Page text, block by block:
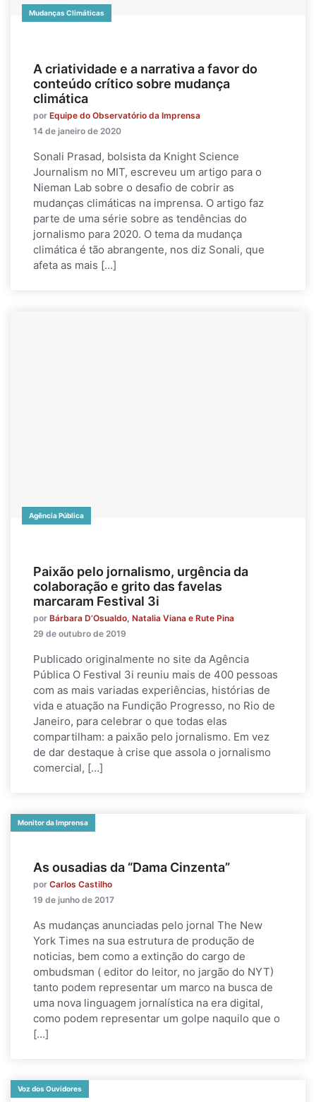
Mudanças Climáticas
A criatividade e a narrativa a favor do
conteúdo crítico sobre mudança
climática
por Equipe do Observatório da Imprensa
14 de janeiro de 2020
Sonali Prasad, bolsista da Knight Science
Journalism no MIT, escreveu um artigo para o
Nieman Lab sobre o desafio de cobrir as
mudanças climáticas na imprensa. O artigo faz
parte de uma série sobre as tendências do
jornalismo para 2020. O tema da mudança
climática é tão abrangente, nos diz Sonali, que
afeta as mais […]
Agência Pública
Paixão pelo jornalismo, urgência da
colaboração e grito das favelas
marcaram Festival 3i
por Bárbara D’Osualdo, Natalia Viana e Rute Pina
29 de outubro de 2019
Publicado originalmente no site da Agência
Pública O Festival 3i reuniu mais de 400 pessoas
com as mais variadas experiências, histórias de
vida e atuação na Fundição Progresso, no Rio de
Janeiro, para celebrar o que todas elas
compartilham: a paixão pelo jornalismo. Em vez
de dar destaque à crise que assola o jornalismo
comercial, […]
Monitor da Imprensa
As ousadias da “Dama Cinzenta”
por Carlos Castilho
19 de junho de 2017
As mudanças anunciadas pelo jornal The New
York Times na sua estrutura de produção de
noticias, bem como a extinção do cargo de
ombudsman ( editor do leitor, no jargão do NYT)
tanto podem representar um marco na busca de
uma nova linguagem jornalística na era digital,
como podem representar um golpe naquilo que o
[…]
Voz dos Ouvidores